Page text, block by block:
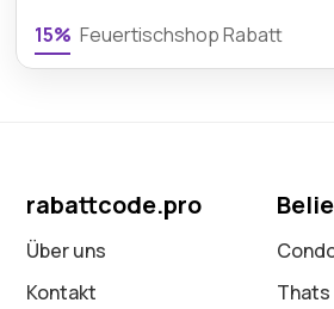
15% Feuertischshop Rabatt
rabattcode.pro
Über uns
Kontakt
Thats